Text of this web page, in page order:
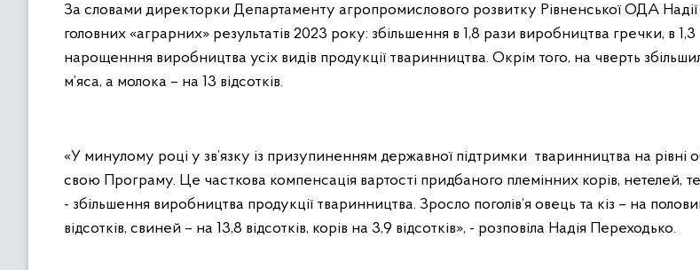
За словами директорки Департаменту агропромислового розвитку Рівненської ОДА
головних «аграрних» результатів 2023 року: збільшення в 1,8 рази виробництва гречки, в 1,3
нарощенння виробництва усіх видів продукції тваринництва. Окрім того, на чверть
м’яса, а молока – на 13 відсотків.
«У минулому році у зв’язку із призупиненням державної підтримки тваринництва на рівні
свою Програму. Це часткова компенсація вартості придбаного племінних корів, нетелей,
- збільшення виробництва продукції тваринництва. Зросло поголів’я овець та кіз – на
відсотків, свиней – на 13,8 відсотків, корів на 3,9 відсотків», - розповіла Надія Переходько.